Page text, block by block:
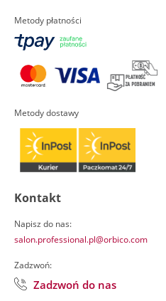
Metody płatności
Metody dostawy
Kontakt
Napisz do nas:
salon.professional.pl@orbico.com
Zadzwoń:
Zadzwoń do nas